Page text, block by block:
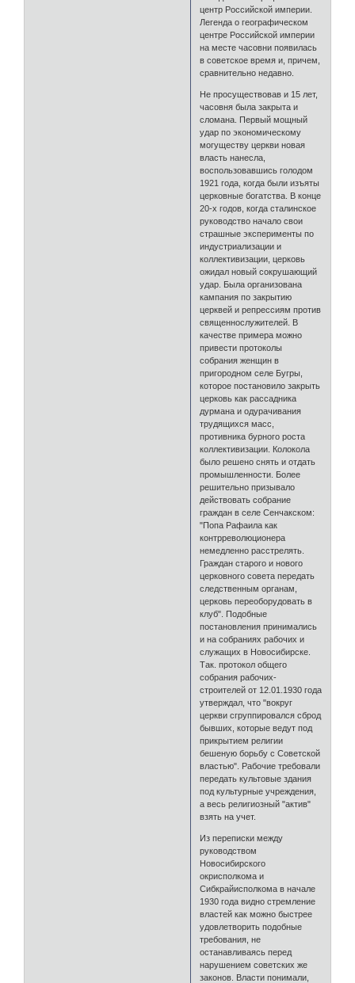
центр Российской империи.
Легенда о географическом
центре Российской империи
на месте часовни появилась
в советское время и, причем,
сравнительно недавно.
Не просуществовав и 15 лет,
часовня была закрыта и
сломана. Первый мощный
удар по экономическому
могуществу церкви новая
власть нанесла,
воспользовавшись голодом
1921 года, когда были изъяты
церковные богатства. В конце
20-х годов, когда сталинское
руководство начало свои
страшные эксперименты по
индустриализации и
коллективизации, церковь
ожидал новый сокрушающий
удар. Была организована
кампания по закрытию
церквей и репрессиям против
священнослужителей. В
качестве примера можно
привести протоколы
собрания женщин в
пригородном селе Бугры,
которое постановило закрыть
церковь как рассадника
дурмана и одурачивания
трудящихся масс,
противника бурного роста
коллективизации. Колокола
было решено снять и отдать
промышленности. Более
решительно призывало
действовать собрание
граждан в селе Сенчакском:
"Попа Рафаила как
контрреволюционера
немедленно расстрелять.
Граждан старого и нового
церковного совета передать
следственным органам,
церковь переоборудовать в
клуб". Подобные
постановления принимались
и на собраниях рабочих и
служащих в Новосибирске.
Так. протокол общего
собрания рабочих-
строителей от 12.01.1930 года
утверждал, что "вокруг
церкви сгруппировался сброд
бывших, которые ведут под
прикрытием религии
бешеную борьбу с Советской
властью". Рабочие требовали
передать культовые здания
под культурные учреждения,
а весь религиозный "актив"
взять на учет.
Из переписки между
руководством
Новосибирского
окрисполкома и
Сибкрайисполкома в начале
1930 года видно стремление
властей как можно быстрее
удовлетворить подобные
требования, не
останавливаясь перед
нарушением советских же
законов. Власти понимали,